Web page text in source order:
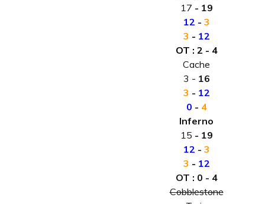
17 - 19
12 - 3
3 - 12
OT : 2 - 4
Cache
3 - 16
3 - 12
0 - 4
Inferno
15 - 19
12 - 3
3 - 12
OT : 0 - 4
Cobblestone